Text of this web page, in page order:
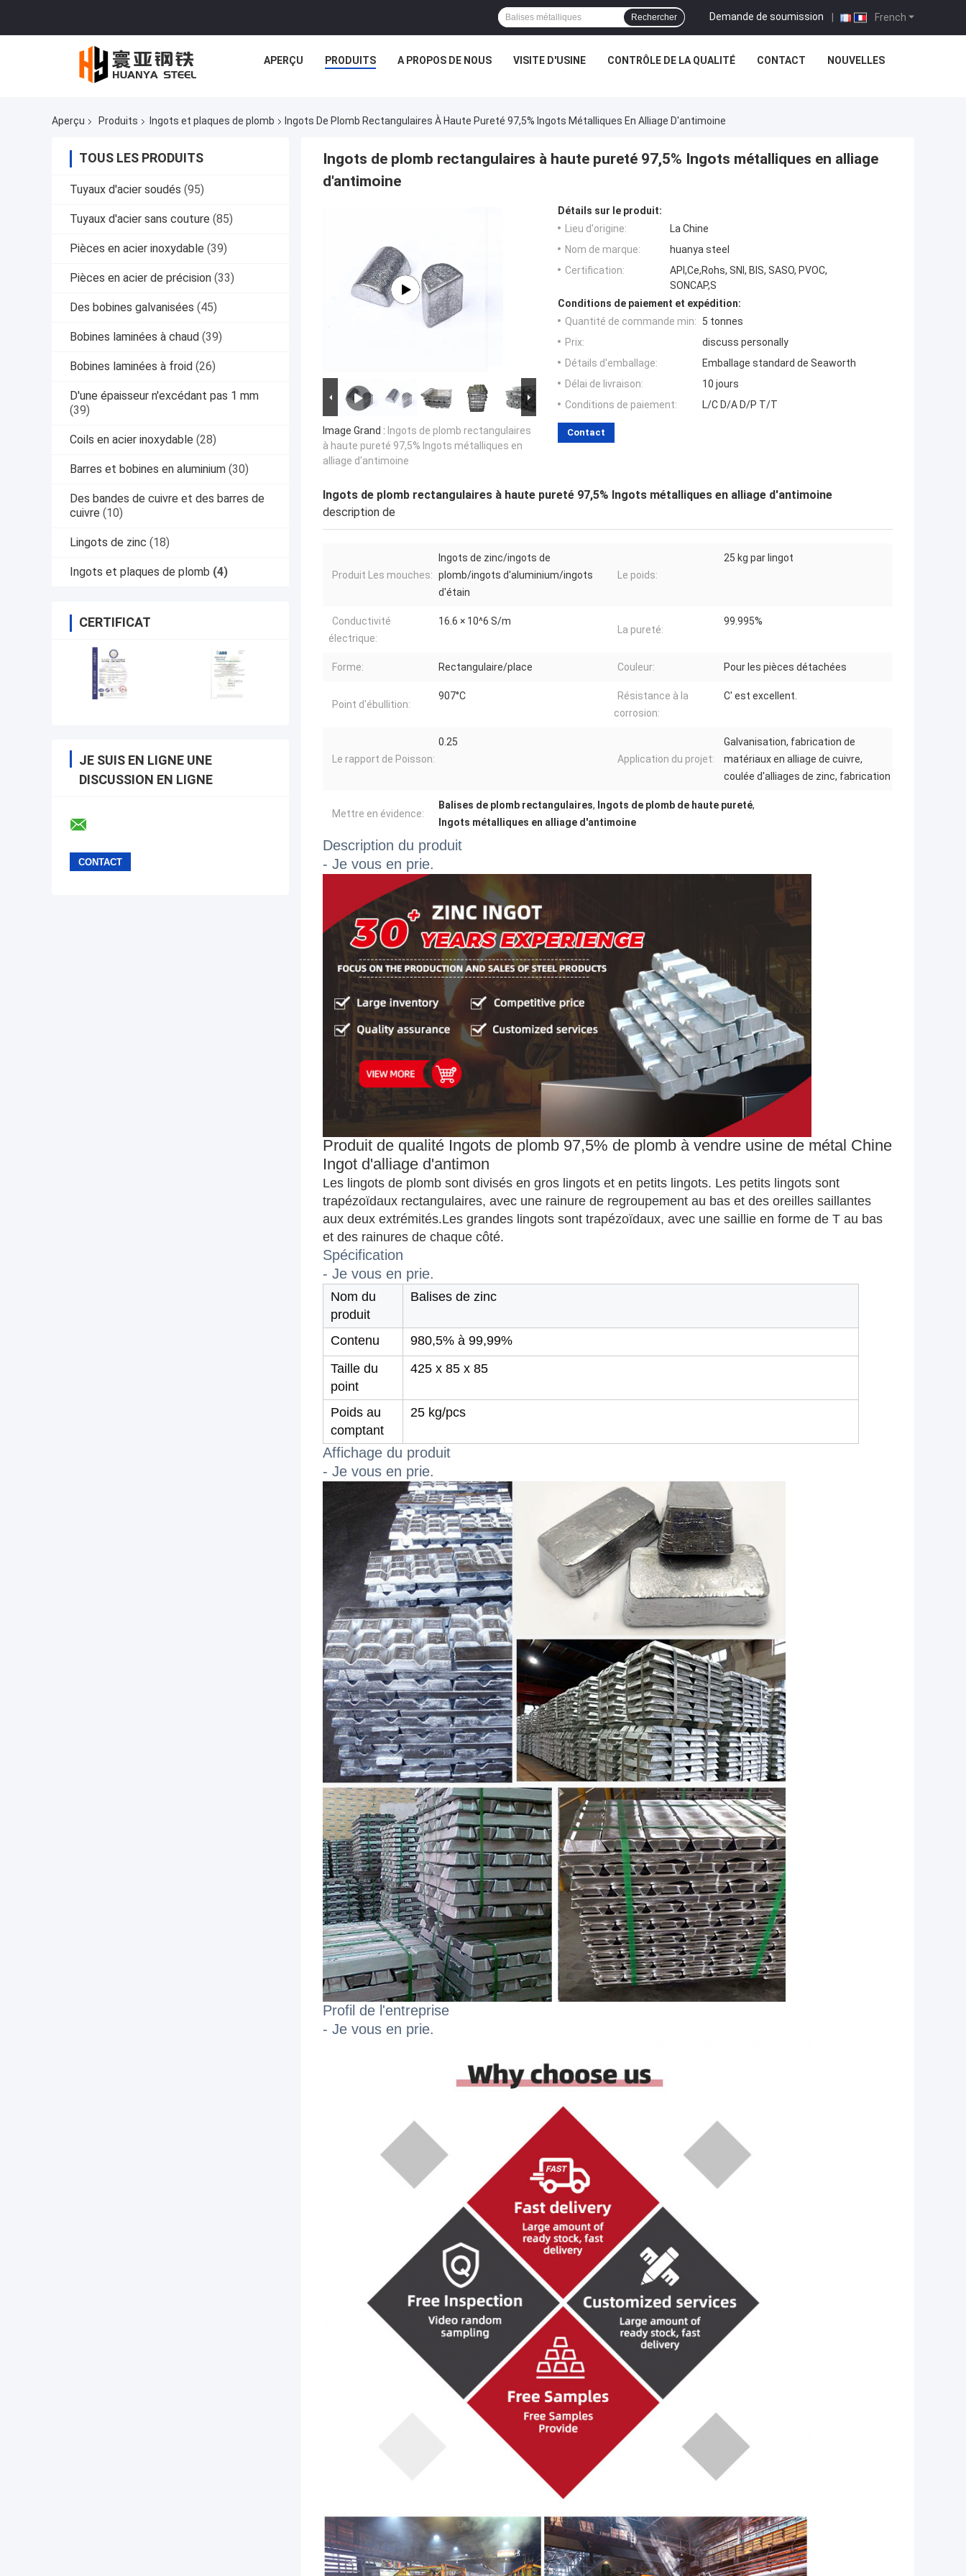
French
Demande de soumission |
Rechercher
APERÇU PRODUITS A PROPOS DE NOUS VISITE D'USINE CONTRÔLE DE LA QUALITÉ CONTACT NOUVELLES
Aperçu Produits Ingots et plaques de plomb Ingots De Plomb Rectangulaires À Haute Pureté 97,5% Ingots Métalliques En Alliage D'antimoine
TOUS LES PRODUITS
Tuyaux d'acier soudés (95)
Tuyaux d'acier sans couture (85)
Pièces en acier inoxydable (39)
Pièces en acier de précision (33)
Des bobines galvanisées (45)
Bobines laminées à chaud (39)
Bobines laminées à froid (26)
D'une épaisseur n'excédant pas 1 mm
(39)
Coils en acier inoxydable (28)
Barres et bobines en aluminium (30)
Des bandes de cuivre et des barres de
cuivre (10)
Lingots de zinc (18)
Ingots et plaques de plomb (4)
CERTIFICAT
JE SUIS EN LIGNE UNE
DISCUSSION EN LIGNE
Ingots de plomb rectangulaires à haute pureté 97,5% Ingots métalliques en alliage
d'antimoine
Image Grand : Ingots de plomb rectangulaires
à haute pureté 97,5% Ingots métalliques en
alliage d'antimoine
Détails sur le produit:
Lieu d'origine:
La Chine
Nom de marque:
huanya steel
Certification:
API,Ce,Rohs, SNI, BIS, SASO, PVOC,
SONCAP,S
Conditions de paiement et expédition:
Quantité de commande min:
5 tonnes
Prix:
discuss personally
Détails d'emballage:
Emballage standard de Seaworth
Délai de livraison:
10 jours
Conditions de paiement:
L/C D/A D/P T/T
Contact
Ingots de plomb rectangulaires à haute pureté 97,5% Ingots métalliques en alliage d'antimoine
description de
Produit Les mouches:
Ingots de zinc/ingots de
plomb/ingots d'aluminium/ingots
d'étain
Le poids:
25 kg par lingot
Conductivité
électrique:
16.6 × 10^6 S/m
La pureté:
99.995%
Forme: Rectangulaire/place Couleur: Pour les pièces détachées
Point d'ébullition:
907°C
Résistance à la
corrosion:
C' est excellent.
Le rapport de Poisson:
0.25
Application du projet:
Galvanisation, fabrication de
matériaux en alliage de cuivre,
coulée d'alliages de zinc, fabrication
Mettre en évidence:
Balises de plomb rectangulaires, Ingots de plomb de haute pureté,
Ingots métalliques en alliage d'antimoine
Description du produit
- Je vous en prie.
Produit de qualité Ingots de plomb 97,5% de plomb à vendre usine de métal Chine
Ingot d'alliage d'antimon
Les lingots de plomb sont divisés en gros lingots et en petits lingots. Les petits lingots sont
trapézoïdaux rectangulaires, avec une rainure de regroupement au bas et des oreilles saillantes
aux deux extrémités.Les grandes lingots sont trapézoïdaux, avec une saillie en forme de T au bas
et des rainures de chaque côté.
Spécification
- Je vous en prie.
Nom du
produit
Balises de zinc
Contenu
980,5% à 99,99%
Taille du
point
425 x 85 x 85
Poids au
comptant
25 kg/pcs
Affichage du produit
- Je vous en prie.
Profil de l'entreprise
- Je vous en prie.